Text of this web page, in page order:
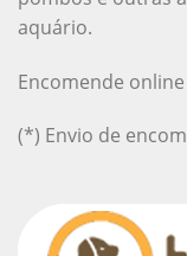
aquário.
Encomende
(*) Envio de